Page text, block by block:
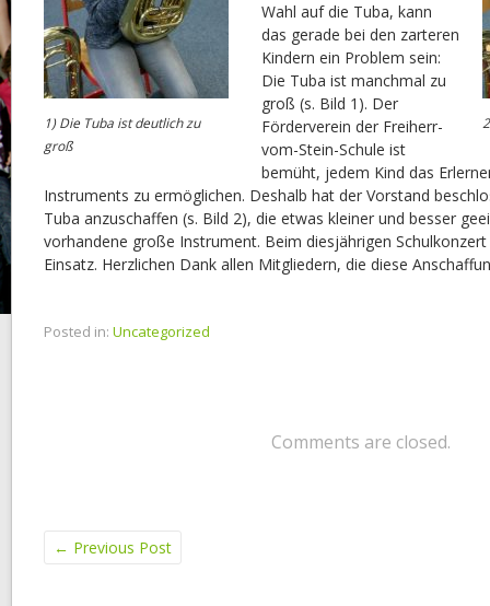
1) Die Tuba ist deutlich zu
groß
Wahl auf die Tuba, kann
das gerade bei den zarteren
Kindern ein Problem sein:
Die Tuba ist manchmal zu
groß (s. Bild 1). Der
Förderverein der Freiherr-
vom-Stein-Schule ist
bemüht, jedem Kind das
Instruments zu ermöglichen. Deshalb hat der Vorstand
Tuba anzuschaffen (s. Bild 2), die etwas kleiner und besser
vorhandene große Instrument. Beim diesjährigen
Einsatz. Herzlichen Dank allen Mitgliedern, die diese
Posted in: Uncategorized
Comments are closed.
← Previous Post